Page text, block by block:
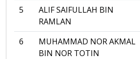
5
ALIF SAIFULLAH BIN
RAMLAN
6
MUHAMMAD NOR AKMAL
BIN NOR TOTIN